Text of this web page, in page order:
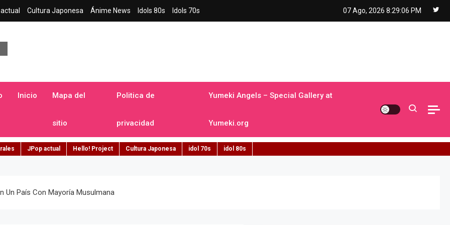
Cultura Japonesa Ánime News Idols 80s Idols 70s 07 Ago, 2026 8:29:07 PM
Inicio Mapa del
sitio
Politica de
privacidad
Yumeki Angels – Special Gallery at
Yumeki.org
JPop actual Hello! Project Cultura Japonesa idol 70s idol 80s
Un País Con Mayoría Musulmana